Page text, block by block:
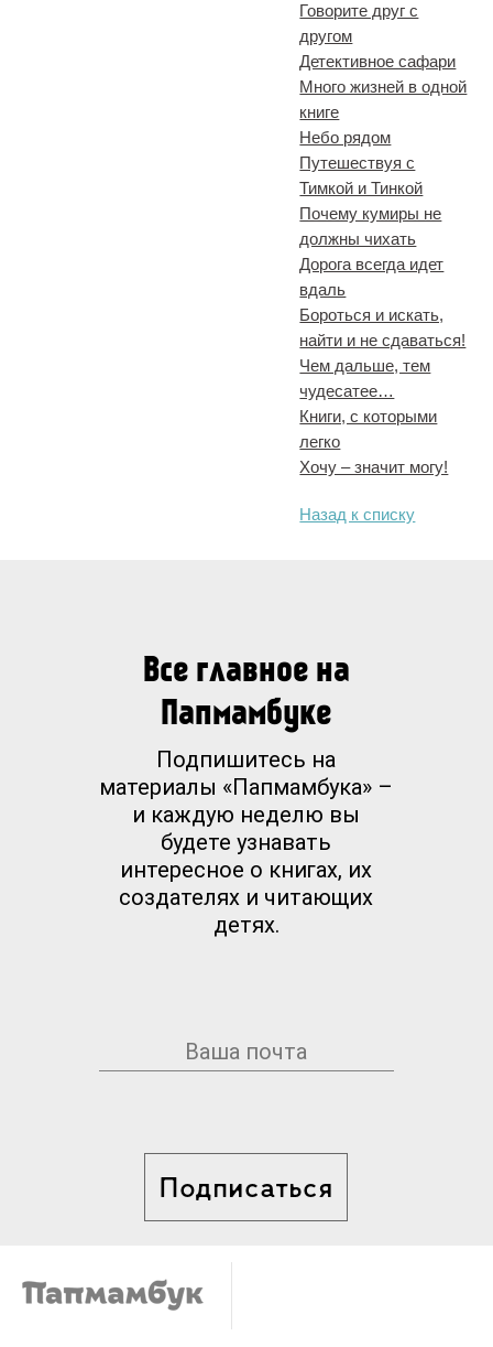
Говорите друг с
другом
Детективное сафари
Много жизней в одной
книге
Небо рядом
Путешествуя с
Тимкой и Тинкой
Почему кумиры не
должны чихать
Дорога всегда идет
вдаль
Бороться и искать,
найти и не сдаваться!
Чем дальше, тем
чудесатее…
Книги, с которыми
легко
Хочу – значит могу!
Назад к списку
Все главное на
Папмамбуке
Подпишитесь на
материалы «Папмамбука» –
и каждую неделю вы
будете узнавать
интересное о книгах, их
создателях и читающих
детях.
Подписаться